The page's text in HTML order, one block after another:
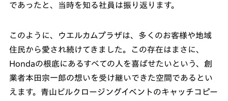
であったと、当時を知る社員は振り返ります。
このように、ウエルカムプラザは、多くのお客様や地域
住民から愛され続けてきました。この存在はまさに、
Hondaの根底にあるすべての人を喜ばせたいという、創
業者本田宗一郎の想いを受け継いできた空間であるとい
えます。青山ビルクロージングイベントのキャッチコピー